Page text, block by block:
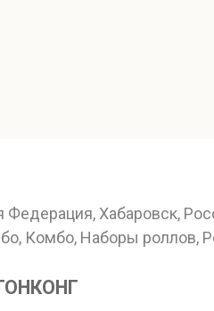
66
Федерация, Хабаровск,
Комбо, Наборы роллов,